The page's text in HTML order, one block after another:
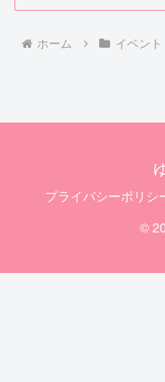
ホーム イベン
プライバシーポリシ
©